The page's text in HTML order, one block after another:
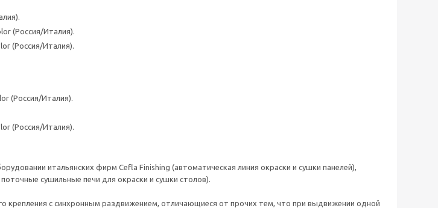
(Россия/Италия).
(Россия/Италия).
(Россия/Италия).
(Россия/Италия).
итальянских фирм Cefla Finishing (автоматическая линия окраски и сушки панелей),
сушильные печи для окраски и сушки столов).
крепления с синхронным раздвижением, отличающиеся от прочих тем, что при выдвижении одной